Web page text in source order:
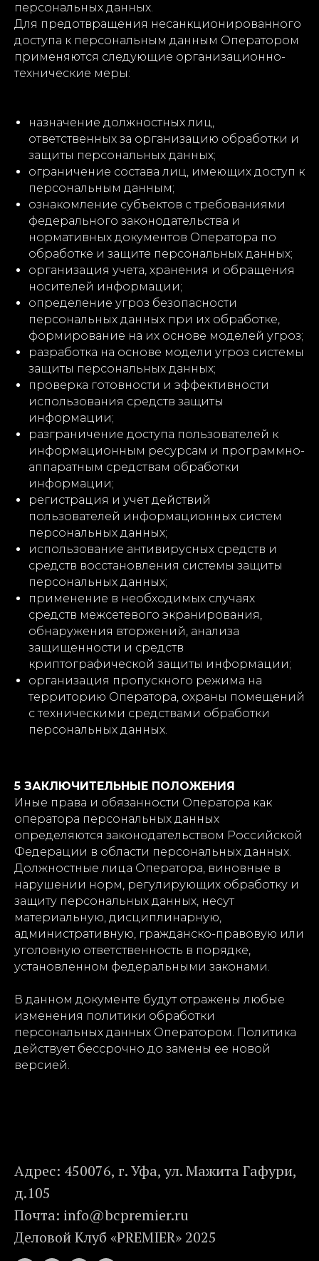
персональных данных.
Для предотвращения несанкционированного
доступа к персональным данным Оператором
применяются следующие организационно-
технические меры:
назначение должностных лиц,
ответственных за организацию обработки и
защиты персональных данных;
ограничение состава лиц, имеющих доступ к
персональным данным;
ознакомление субъектов с требованиями
федерального законодательства и
нормативных документов Оператора по
обработке и защите персональных данных;
организация учета, хранения и обращения
носителей информации;
определение угроз безопасности
персональных данных при их обработке,
формирование на их основе моделей угроз;
разработка на основе модели угроз системы
защиты персональных данных;
проверка готовности и эффективности
использования средств защиты
информации;
разграничение доступа пользователей к
информационным ресурсам и программно-
аппаратным средствам обработки
информации;
регистрация и учет действий
пользователей информационных систем
персональных данных;
использование антивирусных средств и
средств восстановления системы защиты
персональных данных;
применение в необходимых случаях
средств межсетевого экранирования,
обнаружения вторжений, анализа
защищенности и средств
криптографической защиты информации;
организация пропускного режима на
территорию Оператора, охраны помещений
с техническими средствами обработки
персональных данных.
5 ЗАКЛЮЧИТЕЛЬНЫЕ ПОЛОЖЕНИЯ
Иные права и обязанности Оператора как
оператора персональных данных
определяются законодательством Российской
Федерации в области персональных данных.
Должностные лица Оператора, виновные в
нарушении норм, регулирующих обработку и
защиту персональных данных, несут
материальную, дисциплинарную,
административную, гражданско-правовую или
уголовную ответственность в порядке,
установленном федеральными законами.
В данном документе будут отражены любые
изменения политики обработки
персональных данных Оператором. Политика
действует бессрочно до замены ее новой
версией.
Адрес: 450076, г. Уфа, ул. Мажита Гафури,
д.105
Почта: info@bcpremier.ru
Деловой Клуб «PREMIER» 2025